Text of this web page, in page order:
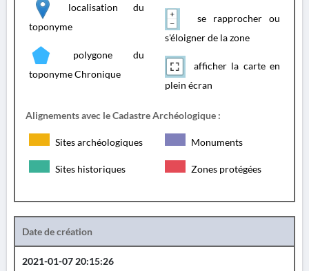
localisation du
toponyme
polygone du
toponyme Chronique
se rapprocher ou
s'éloigner de la zone
afficher la carte en
plein écran
Alignements avec le Cadastre Archéologique :
Sites archéologiques Monuments
Sites historiques Zones protégées
Date de création
2021-01-07 20:15:26